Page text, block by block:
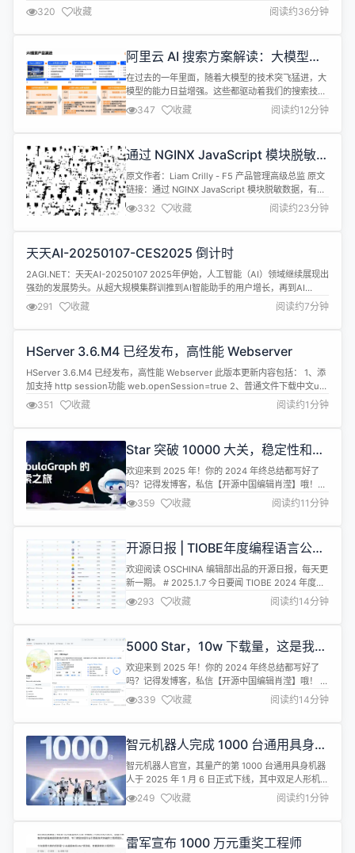
前面的章节介绍过的best_access_path函数已经执行了，接着就是把where
条件进行切割然后推给合适的表。这个过程就是由函数
make_join_query_block来执...
320 收藏 阅读约36分钟
阿里云 AI 搜索方案解读：大模型驱
动下的智能搜索，助力企业数字化转
型
在过去的一年里面，随着大模型的技术突飞猛进，大
模型的能力日益增强。这些都驱动着我们的搜索技术
快速的演进到了下一代，也就是 AI 搜索的技术。大
模型的快速发展不仅重塑了搜索技术的基础，也为各
行各业的数字化转型提供了强有力的支持。 一、AI
点： 重构：一个是 AI 搜索技术方面的重构。AI 搜索
技术目前正在基...
347 收藏 阅读约12分钟
通过 NGINX JavaScript 模块脱敏数
据，有效保护用户隐私
原文作者：Liam Crilly - F5 产品管理高级总监 原文
链接：通过 NGINX JavaScript 模块脱敏数据，有效
保护用户隐私 转载来源：NGINX 中文官网 NGINX 唯
一中文官方社区 ，尽在nginx.org.cn 迷惑面部识别
软件的织物图案 由 Adam Harvey设计 2016 年 10
332 收藏 阅读约23分钟
天天AI-20250107-CES2025 倒计时
2AGI.NET：天天AI-20250107 2025年伊始，人工智能（AI）领域继续展现出
强劲的发展势头。从超大规模集群训推到AI智能助手的用户增长，再到AI
Agents的发布，AI技术正以前所未有的速度和规模影响着我们的世界。本文将
为您梳理近期的技术热点，带您一探究竟。 华为王辉：超大规模集群训推和网
络自动驾驶，是AI在网络中深度应用的发展方向 | M...
291 收藏 阅读约7分钟
HServer 3.6.M4 已经发布，高性能 Webserver
HServer 3.6.M4 已经发布，高性能 Webserver 此版本更新内容包括： 1、添
加支持 http session功能 web.openSession=true 2、普通文件下载中文url
编码问题 详情查看：https://gitee.com/HServer/HServer/releases/3.6.M4
351 收藏 阅读约1分钟
Star 突破 10000 大关，稳定性和高
性能是重中之重
欢迎来到 2025 年！你的 2024 年终总结都写好了
吗？记得发博客，私信【开源中国编辑肖滢】哦！想
看大家的年终总结？请看专栏：【拜拜，2024！】
在图数据库的宇宙中，NebulaGraph 社区如同从星
辰启航的探索者，我们的旅程贯穿了数据的银河。
2024 年，我们从星出发，不断拓展技术的边界，连
接了全球范围内对图数据库技术充满热情的开发者。
新年在即，来...
359 收藏 阅读约11分钟
开源日报 | TIOBE年度编程语言公
布；零一万物辟谣“被阿里收购”；由
正则表达式驱动的国际象棋引擎；算
力基础设施建设将加快
欢迎阅读 OSCHINA 编辑部出品的开源日报，每天更
新一期。 # 2025.1.7 今日要闻 TIOBE 2024 年度编
程语言：Python TIOBE 宣布 2024 年度编程语言花
落 Python，该语言在 2024 年的涨幅高达了
9.3%；远远领先于其竞争对手：Java +2.3%、
293 收藏 阅读约14分钟
5000 Star，10w 下载量，这是我交
出的开源答卷
欢迎来到 2025 年！你的 2024 年终总结都写好了
吗？记得发博客，私信【开源中国编辑肖滢】哦！ 想
看大家的年终总结？请看专栏：【拜拜，2024！】
你好，我是 Kagol，个人公众号：前端开源星球。
2024年，我做前端开发工作满10年啦！ 这10年我一
系统等业务，目前主要专注于前端组件库建设和开源
社区运营...
339 收藏 阅读约14分钟
智元机器人完成 1000 台通用具身机
器人下线
智元机器人官宣，其量产的第 1000 台通用具身机器
人于 2025 年 1 月 6 日正式下线，其中双足人形机器
人远征A2/灵犀X1为731套，轮式通用机器人远征
A2-/A2-W为269套。目前，这些机器人正在陆续交
付客户中。 根据介绍，智元机器人2023年2月成
月，针对交互服务、柔性制造、科研教育等多元场
249 收藏 阅读约1分钟
雷军宣布 1000 万元重奖工程师